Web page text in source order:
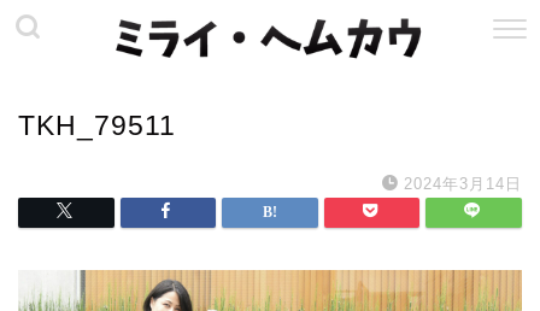
TKH_79511
2024年3月14日